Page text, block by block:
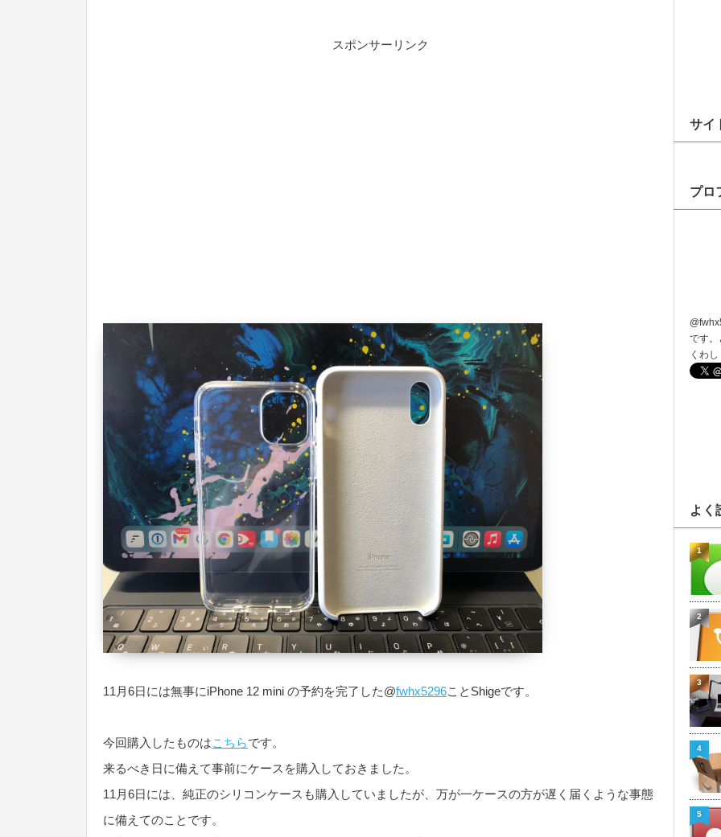
スポンサーリンク
11月6日には無事にiPhone 12 mini の予約を完了した@fwhx5296ことShigeです。
今回購入したものはこちらです。
来るべき日に備えて事前にケースを購入しておきました。
11月6日には、純正のシリコンケースも購入していましたが、万が一ケースの方が遅く届くような事態
に備えてのことです。
サイ
プロ
@
です。
くわ
よく
1
2
3
4
5